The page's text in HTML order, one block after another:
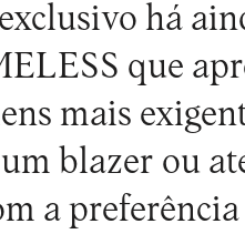
há
que
mais
blazer ou
a